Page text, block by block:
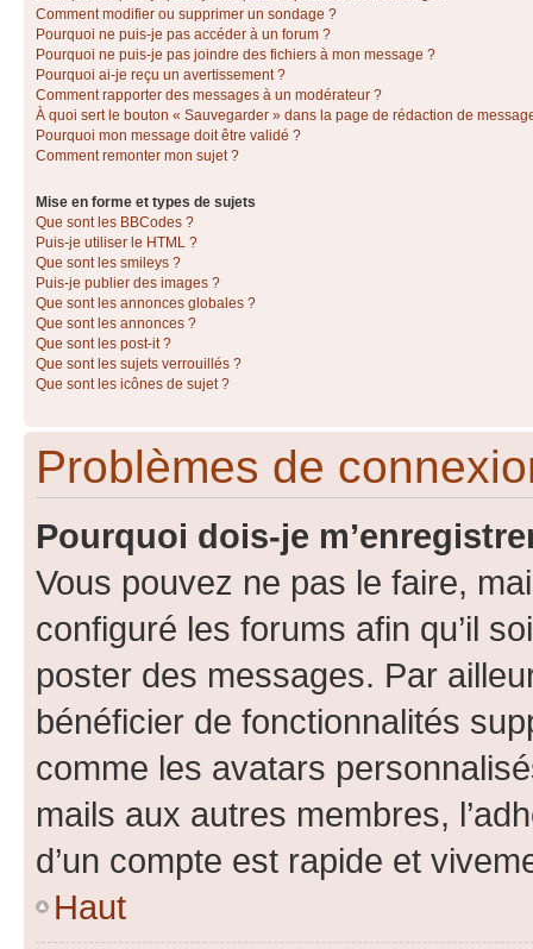
Comment modifier ou supprimer un sondage ?
Pourquoi ne puis-je pas accéder à un forum ?
Pourquoi ne puis-je pas joindre des fichiers à mon message ?
Pourquoi ai-je reçu un avertissement ?
Comment rapporter des messages à un modérateur ?
À quoi sert le bouton « Sauvegarder » dans la page de rédaction de
Pourquoi mon message doit être validé ?
Comment remonter mon sujet ?
Mise en forme et types de sujets
Que sont les BBCodes ?
Puis-je utiliser le HTML ?
Que sont les smileys ?
Puis-je publier des images ?
Que sont les annonces globales ?
Que sont les annonces ?
Que sont les post-it ?
Que sont les sujets verrouillés ?
Que sont les icônes de sujet ?
Problèmes de
Pourquoi dois-je
Vous pouvez ne pas le faire,
configuré les forums afin qu’il
poster des messages. Par
bénéficier de fonctionnalités
comme les avatars
mails aux autres membres,
d’un compte est rapide et
Haut